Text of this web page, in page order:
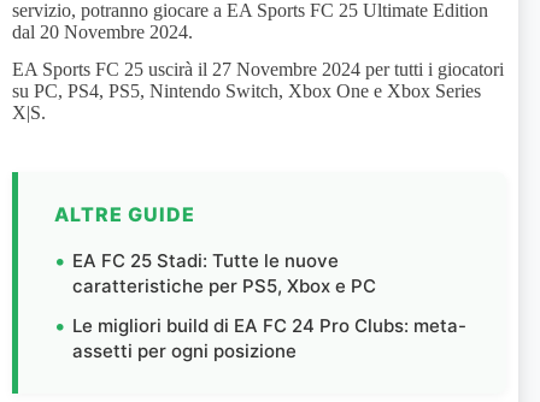
servizio, potranno giocare a EA Sports FC 25 Ultimate Edition
dal 20 Novembre 2024.
EA Sports FC 25 uscirà il 27 Novembre 2024 per tutti i giocatori
su PC, PS4, PS5, Nintendo Switch, Xbox One e Xbox Series
X|S.
ALTRE GUIDE
EA FC 25 Stadi: Tutte le nuove
caratteristiche per PS5, Xbox e PC
Le migliori build di EA FC 24 Pro Clubs: meta-
assetti per ogni posizione